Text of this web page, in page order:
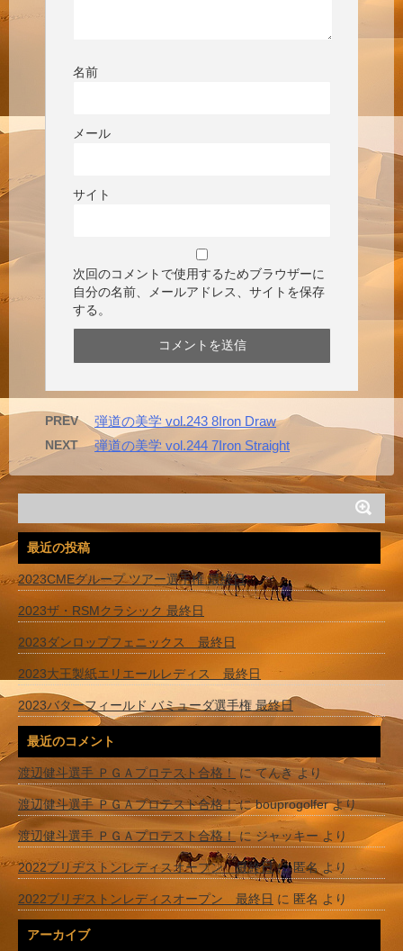
名前
メール
サイト
次回のコメントで使用するためブラウザーに
自分の名前、メールアドレス、サイトを保存
する。
PREV 弾道の美学 vol.243 8Iron Draw
NEXT 弾道の美学 vol.244 7Iron Straight
最近の投稿
2023CMEグループ ツアー選手権 最終日
2023ザ・RSMクラシック 最終日
2023ダンロップフェニックス 最終日
2023大王製紙エリエールレディス 最終日
2023バターフィールド バミューダ選手権 最終日
最近のコメント
渡辺健斗選手 ＰＧＡプロテスト合格！ にてんきより
渡辺健斗選手 ＰＧＡプロテスト合格！にbouprogolferより
渡辺健斗選手 ＰＧＡプロテスト合格！に ジャッキー より
2022ブリヂストンレディスオープン 最終日に匿名 より
2022ブリヂストンレディスオープン 最終日 に 匿名 より
アーカイブ